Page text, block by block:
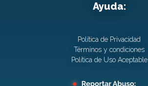
Ayuda:
Política de Privacidad
Términos y condiciones
Política de Uso Aceptable